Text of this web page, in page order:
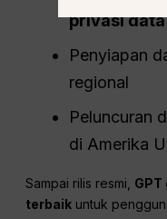
privasi data
Penyiapan
regional
Peluncuran
di Amerika
Sampai rilis resmi,
terbaik untuk